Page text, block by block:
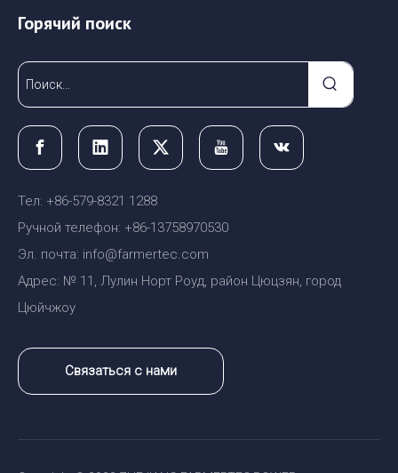
Горячий поиск
Тел: +86-579-8321 1288
Ручной телефон: +86-13758970530
Эл. почта: info@farmertec.com
Адрес: № 11, Лулин Норт Роуд, район Цюцзян, город
Цюйчжоу
Связаться с нами